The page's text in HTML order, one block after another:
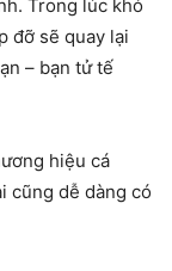
Trong lúc khó
đỡ sẽ quay lại
– bạn tử tế
hiệu cá
cũng dễ dàng có